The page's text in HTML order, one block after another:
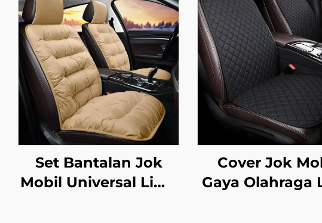
Set Bantalan Jok
Mobil Universal Lima
Cover Jok
Gaya Olahraga